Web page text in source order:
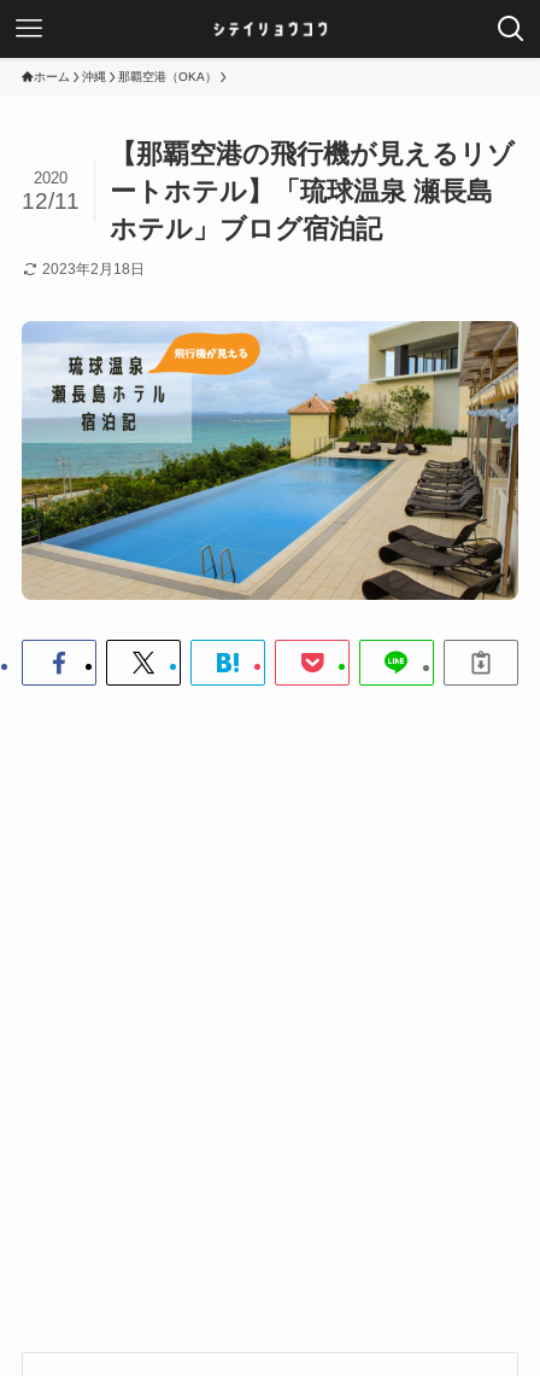
ホーム 沖縄 那覇空港（OKA）
【那覇空港の飛行機が見えるリゾ
ートホテル】「琉球温泉 瀬長島
ホテル」ブログ宿泊記
2020
12/11
2023年2月18日